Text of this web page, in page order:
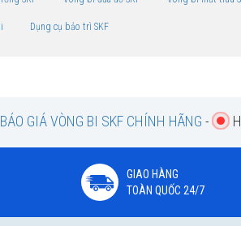
Dụng cụ bảo trì SKF
BÁO GIÁ VÒNG BI SKF CHÍNH HÃNG -
GIAO HÀNG
TOÀN QUỐC 24/7